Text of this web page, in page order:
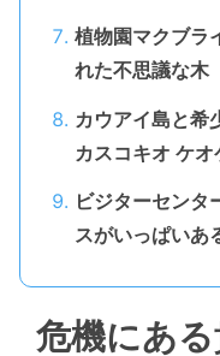
植物園マクブラ
れた不思議な木
カウアイ島と希
カスコキオ ケ
ビジターセンタ
スがいっぱい
危機にあ